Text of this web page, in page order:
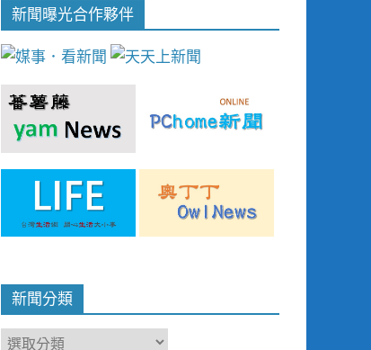
新聞曝光合作夥伴
新聞分類
新